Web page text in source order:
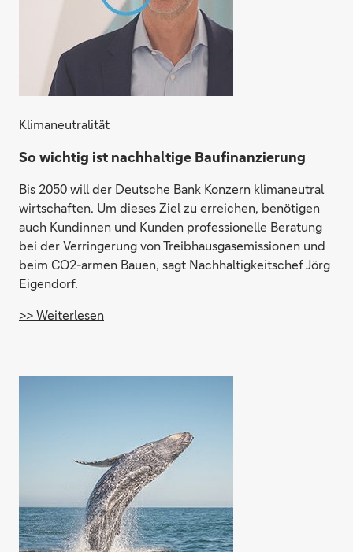
Klimaneutralität
So wichtig ist nachhaltige Baufinanzierung
Bis 2050 will der Deutsche Bank Konzern klimaneutral
wirtschaften. Um dieses Ziel zu erreichen, benötigen
auch Kundinnen und Kunden professionelle Beratung
bei der Verringerung von Treibhausgasemissionen und
beim CO2-armen Bauen, sagt Nachhaltigkeitschef Jörg
Eigendorf.
>> Weiterlesen